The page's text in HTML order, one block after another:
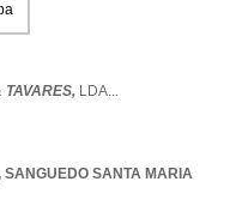
TAVARES, LDA...
SANGUEDO SANTA MARIA